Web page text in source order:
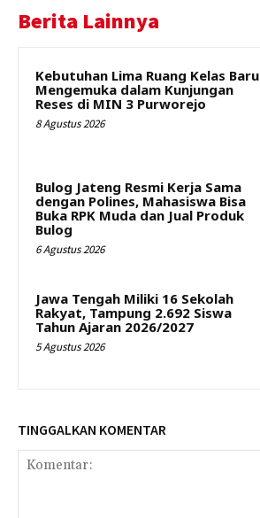
Berita Lainnya
Kebutuhan Lima Ruang Kelas Baru
Mengemuka dalam Kunjungan
Reses di MIN 3 Purworejo
8 Agustus 2026
Bulog Jateng Resmi Kerja Sama
dengan Polines, Mahasiswa Bisa
Buka RPK Muda dan Jual Produk
Bulog
6 Agustus 2026
Jawa Tengah Miliki 16 Sekolah
Rakyat, Tampung 2.692 Siswa
Tahun Ajaran 2026/2027
5 Agustus 2026
TINGGALKAN KOMENTAR